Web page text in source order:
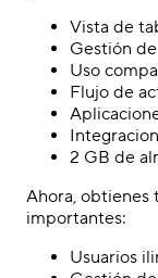
Vista de
Gestión
Uso
Flujo de
2 GB de
Ahora, obtienes
importantes:
Usuarios